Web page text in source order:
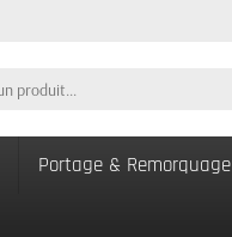
Portage & Remorquage